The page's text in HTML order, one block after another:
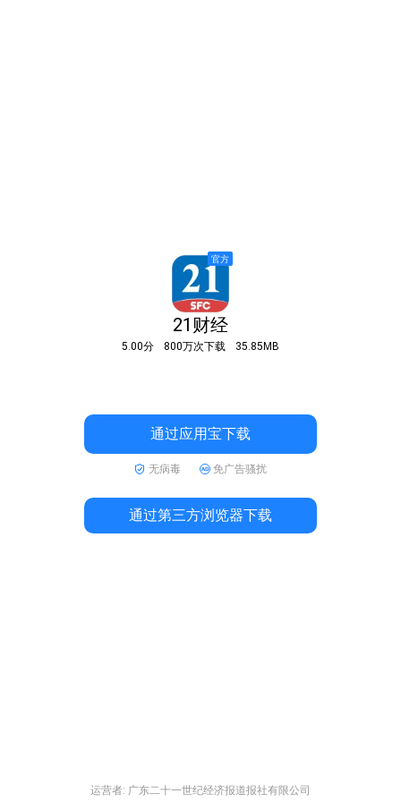
21财经
5.00分 800万次下载 35.85MB
通过应用宝下载
无病毒 免广告骚扰
通过第三方浏览器下载
运营者: 广东二十一世纪经济报道报社有限公司